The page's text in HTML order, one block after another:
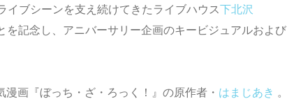
ブシーンを支え続けてきたライブハウス下北沢
を記念し、アニバーサリー企画のキービジュアルおよび
画『ぼっち・ざ・ろっく！』の原作者・ はまじあき 。